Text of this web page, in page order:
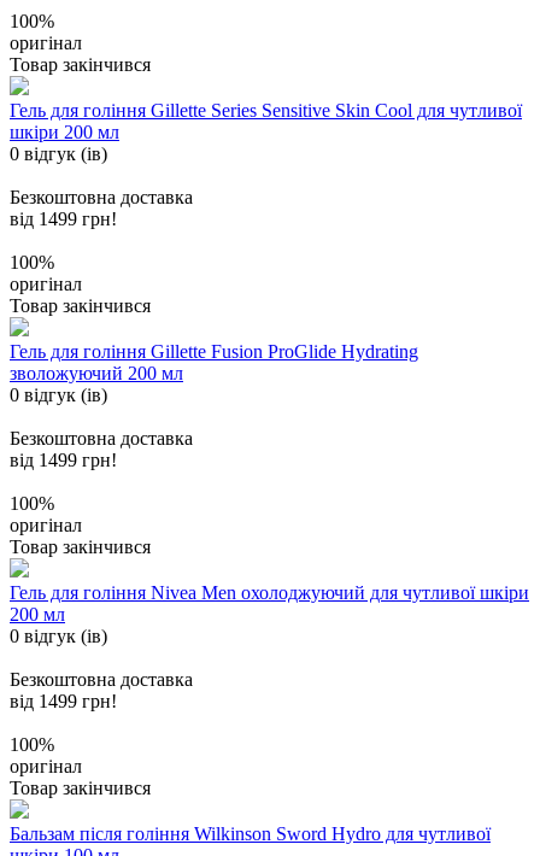
100%
оригінал
Товар закінчився
Гель для гоління Gillette Series Sensitive Skin Cool для чутливої
шкіри 200 мл
0 відгук (ів)
Безкоштовна доставка
від 1499 грн!
100%
оригінал
Товар закінчився
Гель для гоління Gillette Fusion ProGlide Hydrating
зволожуючий 200 мл
0 відгук (ів)
Безкоштовна доставка
від 1499 грн!
100%
оригінал
Товар закінчився
Гель для гоління Nivea Men охолоджуючий для чутливої шкіри
200 мл
0 відгук (ів)
Безкоштовна доставка
від 1499 грн!
100%
оригінал
Товар закінчився
Бальзам після гоління Wilkinson Sword Hydro для чутливої